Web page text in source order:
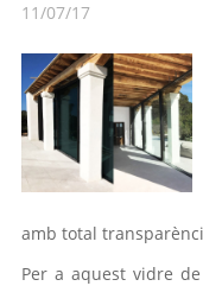
11/07/17
amb total
Per a aquest vidre de